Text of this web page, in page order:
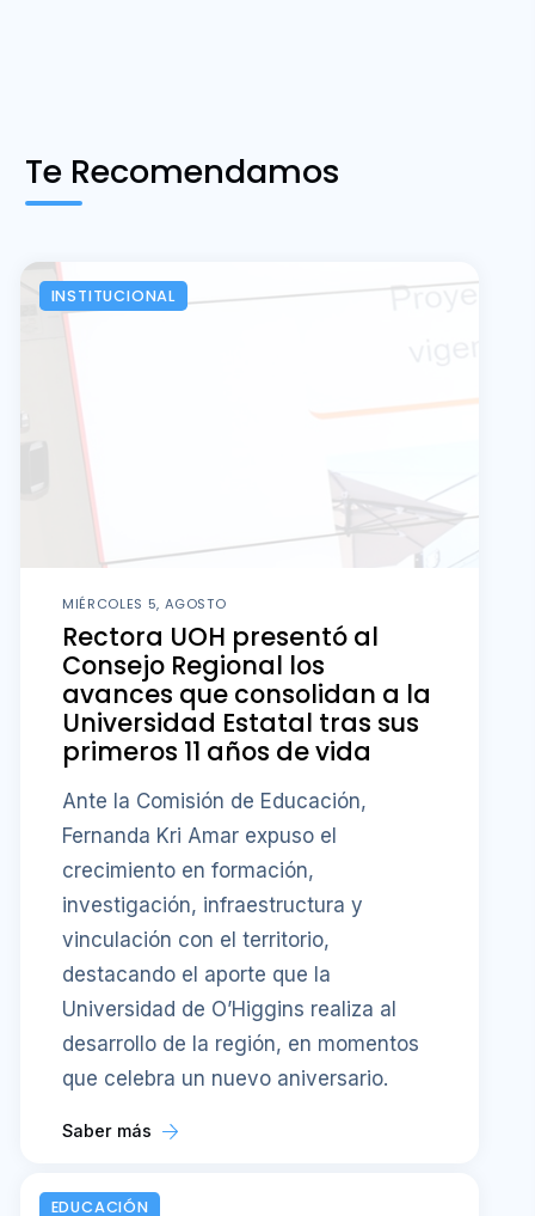
Te Recomendamos
INSTITUCIONAL
MIÉRCOLES 5, AGOSTO
Rectora UOH presentó al
Consejo Regional los
avances que consolidan a la
Universidad Estatal tras sus
primeros 11 años de vida
Ante la Comisión de Educación,
Fernanda Kri Amar expuso el
crecimiento en formación,
investigación, infraestructura y
vinculación con el territorio,
destacando el aporte que la
Universidad de O’Higgins realiza al
desarrollo de la región, en momentos
que celebra un nuevo aniversario.
Saber más
EDUCACIÓN